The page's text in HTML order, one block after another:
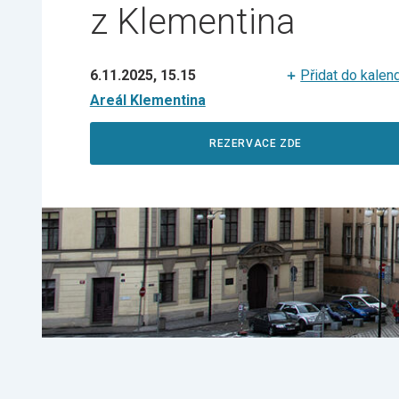
z Klementina
6.11.2025, 15.15
Přidat do
Areál Klementina
REZERVACE ZDE